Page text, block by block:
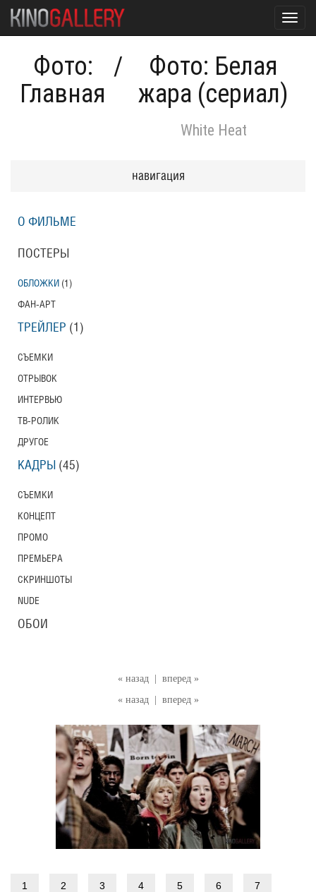
Фото:
Главная
/
Фото: Белая
жара (сериал)
White Heat
« назад
вперед »
« назад
вперед »
1 2 3 4 5 6 7
навигация
О ФИЛЬМЕ
ПОСТЕРЫ
ОБЛОЖКИ (1)
ФАН-АРТ
ТРЕЙЛЕР (1)
СЪЕМКИ
ОТРЫВОК
ИНТЕРВЬЮ
ТВ-РОЛИК
ДРУГОЕ
КАДРЫ (45)
СЪЕМКИ
КОНЦЕПТ
ПРОМО
ПРЕМЬЕРА
СКРИНШОТЫ
NUDE
ОБОИ